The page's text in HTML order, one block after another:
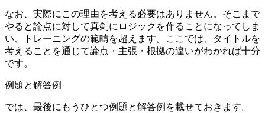
なお、実際にこの理由を考える必要はありません。そこまで
やると論点に対して真剣にロジックを作ることになってしま
い、トレーニングの範疇を超えます。ここでは、タイトルを
考えることを通じて論点・主張・根拠の違いがわかれば十分
です。
例題と解答例
では、最後にもうひとつ例題と解答例を載せておきます。